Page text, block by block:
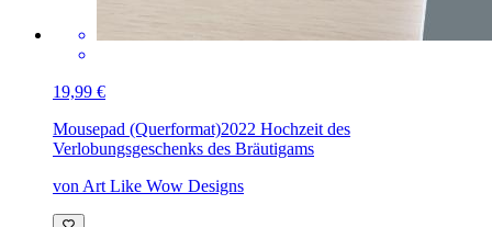
19,99 €
Mousepad (Querformat)2022 Hochzeit des
Verlobungsgeschenks des Bräutigams
von Art Like Wow Designs